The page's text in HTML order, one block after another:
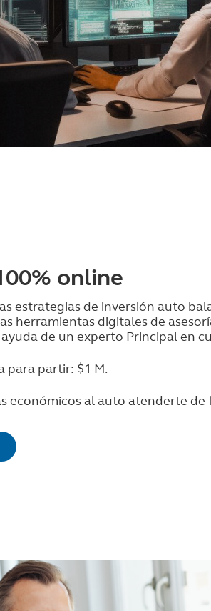
online
estrategias de inversión auto
herramientas digitales de
de un experto Principal en
para partir: $1 M.
económicos al auto atenderte